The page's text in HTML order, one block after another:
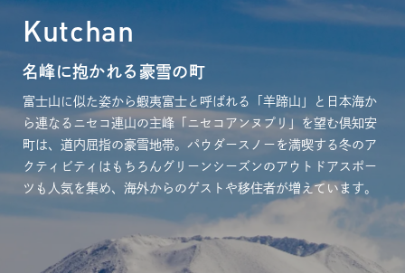
Kutchan
名峰に抱かれる豪雪の町
富士山に似た姿から蝦夷富士と呼ばれる「羊蹄山」と日本海か
ら連なるニセコ連山の主峰「ニセコアンヌプリ」を望む倶知安
町は、道内屈指の豪雪地帯。パウダースノーを満喫する冬のア
クティビティはもちろんグリーンシーズンのアウトドアスポー
ツも人気を集め、海外からのゲストや移住者が増えています。